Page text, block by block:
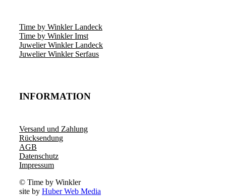
Time by Winkler Landeck
Time by Winkler Imst
Juwelier Winkler Landeck
Juwelier Winkler Serfaus
INFORMATION
Versand und Zahlung
Rücksendung
AGB
Datenschutz
Impressum
© Time by Winkler
site by Huber Web Media